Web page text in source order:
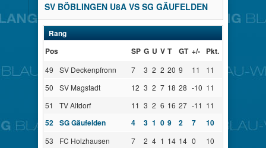
SV BÖBLINGEN U8A VS SG GÄUFELDEN
Rang
Pos
SP G U V T GT +/- Pkt.
49 SV Deckenpfronn 7 3 2 2 20 9 11
11
50
SV Magstadt 12 3 2 7 18 28 -10 11
51
TV Altdorf 11 3 2 6 16 27 -11 11
52 SG Gäufelden 4 3 1 0 9 2 7 10
53 FC Holzhausen 7 2 4 1 14 14 0
10